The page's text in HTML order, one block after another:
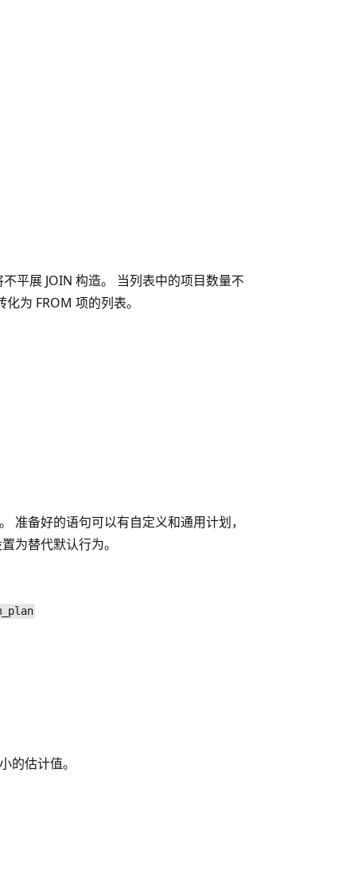
平展 JOIN 构造。 当列表中的项目数量不
为 FROM 项的列表。
准备好的语句可以有自定义和通用计划，
为替代默认行为。
的估计值。